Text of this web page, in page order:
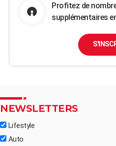
Profitez de
supplémentaires
NEWSLETTERS
Lifestyle
Auto